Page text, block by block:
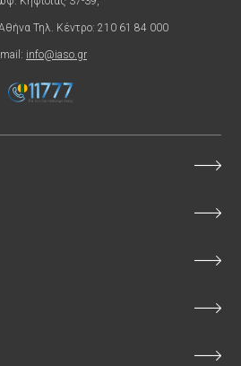
Τηλ. Κέντρο: 210 61 84 000
info@iaso.gr